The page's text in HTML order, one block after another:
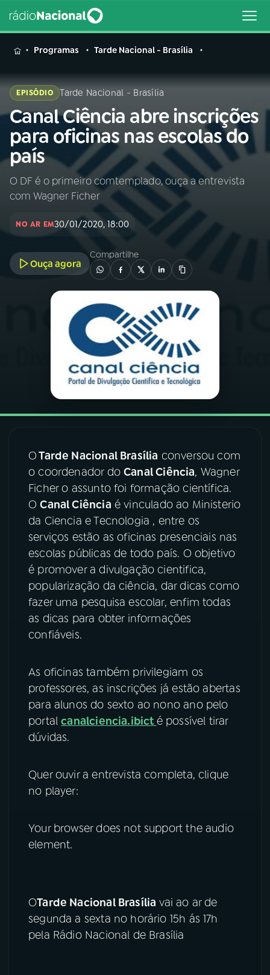
MENU
Buscar
na
Rádio
Nacional
Buscar
AO VIVO
INÍCIO
A RÁDIO
PROGRAMAÇÃO
PROGRAMAS
PODCASTS
06VIDEOCASTS
07ÚLTIMAS
FESTIVAL DE MÚSICA
ACOMPANHE A RÁDIO NACIONAL
Facebook
Instagram X
TikTok
Programas Tarde Nacional - Brasília
EPISÓDIO Tarde Nacional - Brasília
Canal Ciência abre inscrições
para oficinas nas escolas do
país
O DF é o primeiro comtemplado, ouça a entrevista
com Wagner Ficher
NO AR EM30/01/2020, 18:00
Ouça agora
Compartilhe
OTarde Nacional Brasília conversou com
o coordenador doCanal Ciência, Wagner
Ficher o assunto foi formação científica.
OCanal Ciência é vinculado ao Ministerio
da Ciencia e Tecnologia , entre os
serviços estão as oficinas presenciais nas
escolas públicas de todo país. O objetivo
é promover a divulgação cientifica,
popularização da ciência, dar dicas como
fazer uma pesquisa escolar, enfim todas
as dicas para obter informações
confiáveis.
As oficinas também privilegiam os
professores, as inscrições já estão abertas
para alunos do sexto ao nono ano pelo
portalcanalciencia.ibict é possível tirar
dúvidas.
Quer ouvir a entrevista completa, clique
no player:
Your browser does not support the audio
element.
OTarde Nacional Brasília vai ao ar de
segunda a sexta no horário 15h ás 17h
pela Rádio Nacional de Brasília